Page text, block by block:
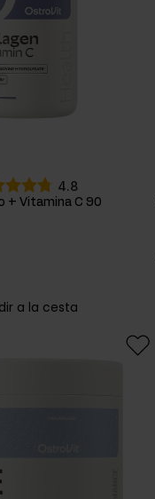
4.8
+ Vitamina C 90
a la cesta